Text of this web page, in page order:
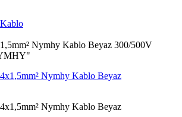
Nymhy Kablo Beyaz 300/500V